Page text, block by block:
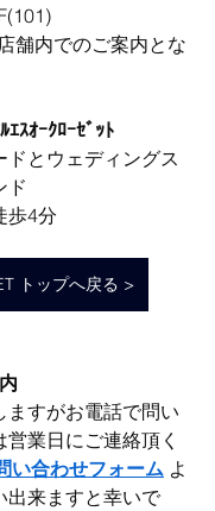
舗内でのご案内とな
ｴｽｵｰｸﾛｰｾﾞｯﾄ
ドとウェディングス
ド
歩4分
トップへ戻る >
ますがお電話で問い
業日にご連絡頂く
い合わせフォーム よ
出来ますと幸いで